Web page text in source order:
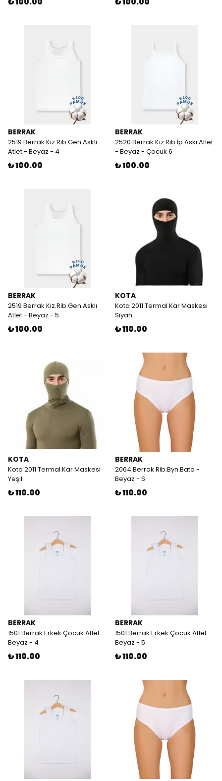
BERRAK
2519 Berrak Kız.Rib.Gen.Asklı
Atlet - Beyaz - 4
₺ 100.00
BERRAK
2520 Berrak Kız Rib.İp Askı Atlet
- Beyaz - Çocuk 6
₺ 100.00
BERRAK
2519 Berrak Kız.Rib.Gen.Asklı
Atlet - Beyaz - 5
₺ 100.00
KOTA
Kota 2011 Termal Kar Maskesi
Siyah
₺ 110.00
KOTA
Kota 2011 Termal Kar Maskesi
Yeşil
₺ 110.00
BERRAK
2064 Berrak Rib.Byn.Bato -
Beyaz - S
₺ 110.00
BERRAK
1501 Berrak Erkek Çocuk Atlet -
Beyaz - 4
₺ 110.00
BERRAK
1501 Berrak Erkek Çocuk Atlet -
Beyaz - 5
₺ 110.00